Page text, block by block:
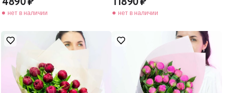
нет в наличии нет в наличии